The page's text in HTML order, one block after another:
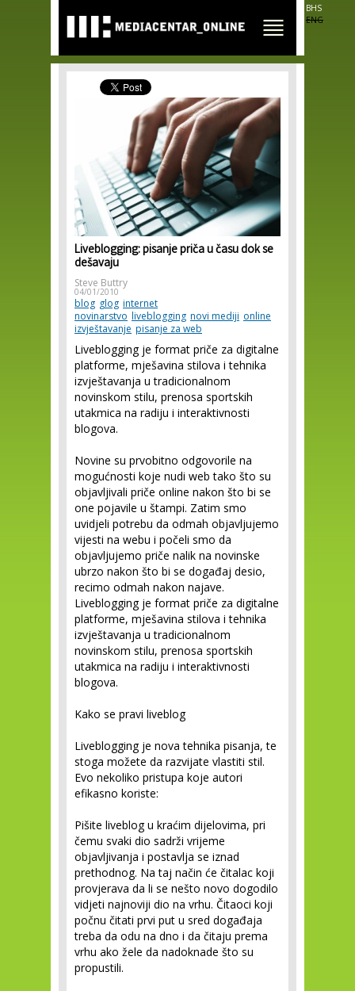
main
content
BHS
ENG
Liveblogging: pisanje priča u času dok se
dešavaju
Steve Buttry
04/01/2010
blog glog internet
novinarstvo liveblogging novi mediji online
izvještavanje pisanje za web
Liveblogging je format priče za digitalne
platforme, mješavina stilova i tehnika
izvještavanja u tradicionalnom
novinskom stilu, prenosa sportskih
utakmica na radiju i interaktivnosti
blogova.
Novine su prvobitno odgovorile na
mogućnosti koje nudi web tako što su
objavljivali priče online nakon što bi se
one pojavile u štampi. Zatim smo
uvidjeli potrebu da odmah objavljujemo
vijesti na webu i počeli smo da
objavljujemo priče nalik na novinske
ubrzo nakon što bi se događaj desio,
recimo odmah nakon najave.
Liveblogging je format priče za digitalne
platforme, mješavina stilova i tehnika
izvještavanja u tradicionalnom
novinskom stilu, prenosa sportskih
utakmica na radiju i interaktivnosti
blogova.
Kako se pravi liveblog
Liveblogging je nova tehnika pisanja, te
stoga možete da razvijate vlastiti stil.
Evo nekoliko pristupa koje autori
efikasno koriste:
Pišite liveblog u kraćim dijelovima, pri
čemu svaki dio sadrži vrijeme
objavljivanja i postavlja se iznad
prethodnog. Na taj način će čitalac koji
provjerava da li se nešto novo dogodilo
vidjeti najnoviji dio na vrhu. Čitaoci koji
počnu čitati prvi put u sred događaja
treba da odu na dno i da čitaju prema
vrhu ako žele da nadoknade što su
propustili.